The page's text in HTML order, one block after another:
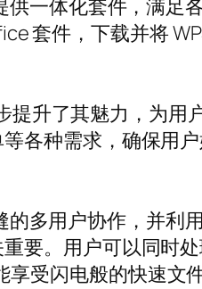
一体化套件，满足
套件，下载并将
提升了其魅力，为用
各种需求，确保用
多用户协作，并利
要。用户可以同时
享受闪电般的快速文